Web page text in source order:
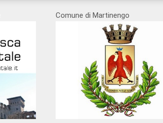
Comune di Martinengo